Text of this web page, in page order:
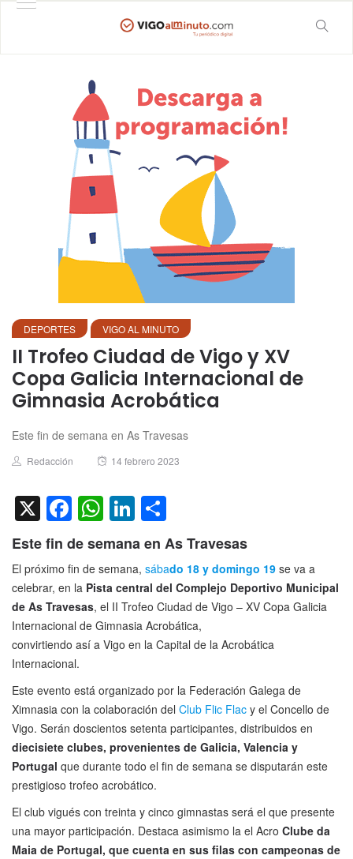
DEPORTES VIGO AL MINUTO
II Trofeo Ciudad de Vigo y XV
Copa Galicia Internacional de
Gimnasia Acrobática
Este fin de semana en As Travesas
Author
Redacción
Posted
14 febrero 2023
X Facebook
WhatsApp
LinkedIn
Este fin de semana en As Travesas
El próximo fin de semana, sábado 18 y domingo 19 se va a
celebrar, en la Pista central del Complejo Deportivo Municipal
de As Travesas, el II Trofeo Ciudad de Vigo – XV Copa Galicia
Internacional de Gimnasia Acrobática,
convirtiendo así a Vigo en la Capital de la Acrobática
Internacional.
Este evento está organizado por la Federación Galega de
Ximnasia con la colaboración del Club Flic Flac y el Concello de
Vigo. Serán doscientos setenta participantes, distribuidos en
diecisiete clubes, provenientes de Galicia, Valencia y
Portugal que durante todo el fin de semana se disputarán este
prestigioso trofeo acrobático.
El club vigués con treinta y cinco gimnastas será el que presente
una mayor participación. Destaca asimismo la el Acro Clube da
Maia de Portugal, que cuenta en sus filas con campeonas de